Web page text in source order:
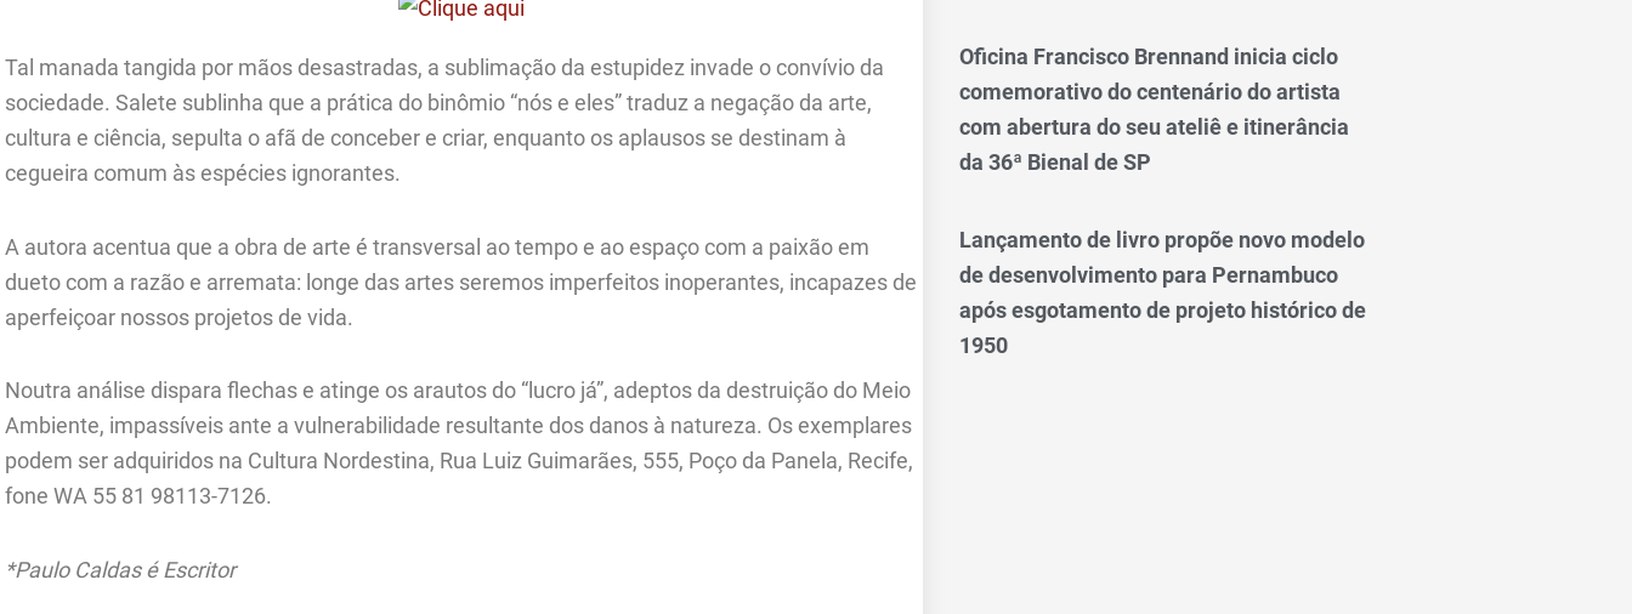
Tal manada tangida por mãos desastradas, a sublimação da estupidez invade o convívio da
sociedade. Salete sublinha que a prática do binômio “nós e eles” traduz a negação da arte,
cultura e ciência, sepulta o afã de conceber e criar, enquanto os aplausos se destinam à
cegueira comum às espécies ignorantes.
A autora acentua que a obra de arte é transversal ao tempo e ao espaço com a paixão em
dueto com a razão e arremata: longe das artes seremos imperfeitos inoperantes, incapazes de
aperfeiçoar nossos projetos de vida.
Noutra análise dispara flechas e atinge os arautos do “lucro já”, adeptos da destruição do Meio
Ambiente, impassíveis ante a vulnerabilidade resultante dos danos à natureza. Os exemplares
podem ser adquiridos na Cultura Nordestina, Rua Luiz Guimarães, 555, Poço da Panela, Recife,
fone WA 55 81 98113-7126.
*Paulo Caldas é Escritor
Oficina Francisco Brennand inicia ciclo
comemorativo do centenário do artista
com abertura do seu ateliê e itinerância
da 36ª Bienal de SP
Lançamento de livro propõe novo modelo
de desenvolvimento para Pernambuco
após esgotamento de projeto histórico de
1950